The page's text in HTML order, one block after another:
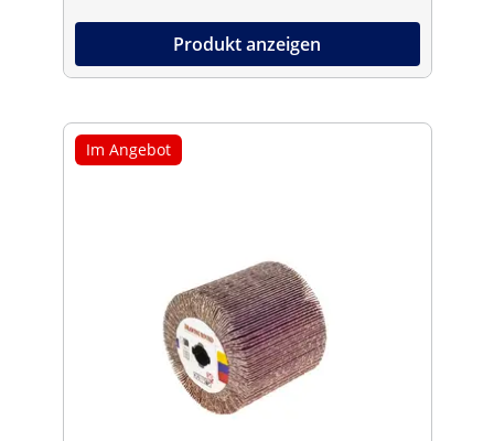
Produkt anzeigen
Im Angebot